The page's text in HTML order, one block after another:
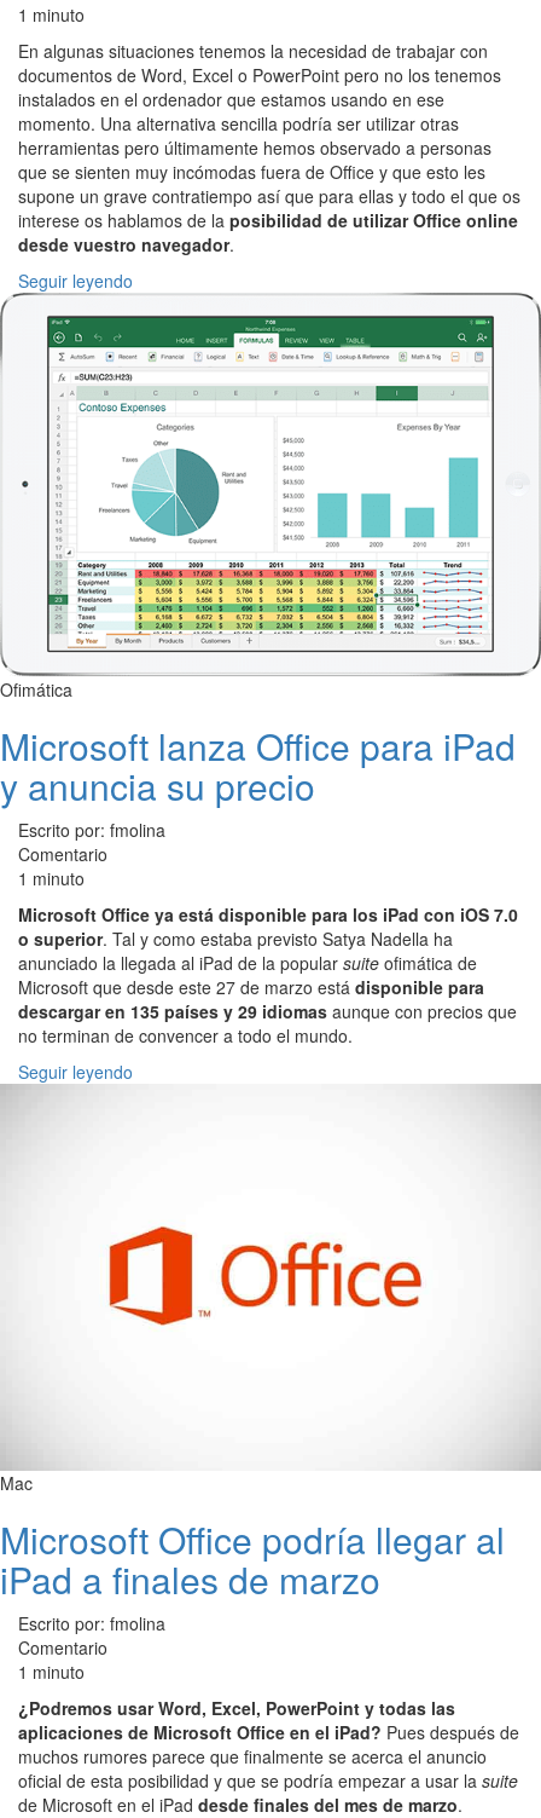
1 minuto
En algunas situaciones tenemos la necesidad de trabajar con
documentos de Word, Excel o PowerPoint pero no los tenemos
instalados en el ordenador que estamos usando en ese
momento. Una alternativa sencilla podría ser utilizar otras
herramientas pero últimamente hemos observado a personas
que se sienten muy incómodas fuera de Office y que esto les
supone un grave contratiempo así que para ellas y todo el que os
interese os hablamos de la posibilidad de utilizar Office online
desde vuestro navegador.
Seguir leyendo
Ofimática
Microsoft lanza Office para iPad
y anuncia su precio
Escrito por: fmolina
Comentario
1 minuto
Microsoft Office ya está disponible para los iPad con iOS 7.0
o superior. Tal y como estaba previsto Satya Nadella ha
anunciado la llegada al iPad de la popular suite ofimática de
Microsoft que desde este 27 de marzo está disponible para
descargar en 135 países y 29 idiomas aunque con precios que
no terminan de convencer a todo el mundo.
Seguir leyendo
Mac
Microsoft Office podría llegar al
iPad a finales de marzo
Escrito por: fmolina
Comentario
1 minuto
¿Podremos usar Word, Excel, PowerPoint y todas las
aplicaciones de Microsoft Office en el iPad? Pues después de
muchos rumores parece que finalmente se acerca el anuncio
oficial de esta posibilidad y que se podría empezar a usar la suite
de Microsoft en el iPad desde finales del mes de marzo.